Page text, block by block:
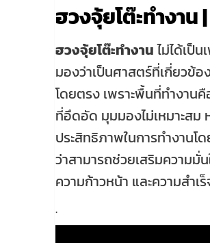
ฮวงจุ้ยโต๊ะทำงาน |
ฮวงจุ้ยโต๊ะทำงานไม่ได้เป็
มองว่าเป็นศาสตร์ที่เกี่ยวข้
โดยตรง เพราะพื้นที่ทำงานคื
ที่อึดอัด มุมมองไม่เหมาะสม
ประสิทธิภาพในการทำงานโ
ว่าสามารถช่วยเสริมความมั่
ความก้าวหน้า และความสำเ
.